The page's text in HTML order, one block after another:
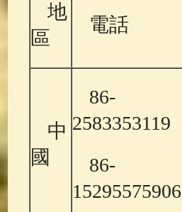
地
區
電話
中
國
86-
2583353119
86-
15295575906